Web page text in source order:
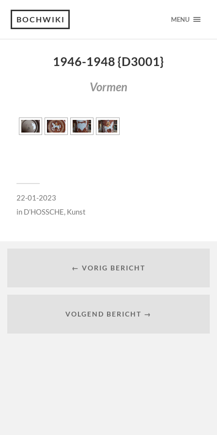
BOCHWIKI MENU
1946-1948 {D3001}
Vormen
22-01-2023
in D’HOSSCHE, Kunst
← VORIG BERICHT
VOLGEND BERICHT →